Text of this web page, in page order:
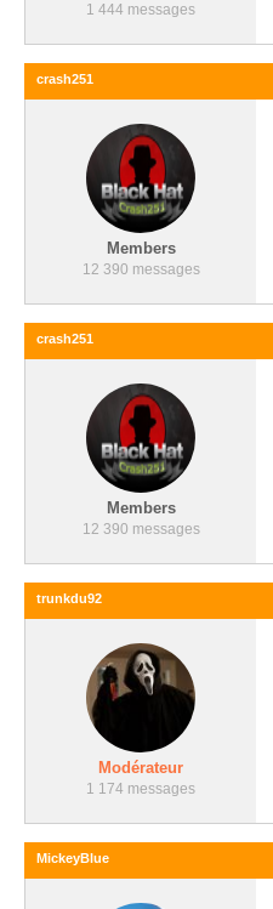
1 444 messages
crash251
Members
12 390 messages
crash251
Members
12 390 messages
trunkdu92
Modérateur
1 174 messages
MickeyBlue